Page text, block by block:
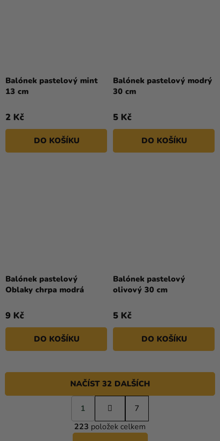
Balónek pastelový mint
13 cm
2 Kč
DO KOŠÍKU
Balónek pastelový modrý
30 cm
5 Kč
DO KOŠÍKU
Balónek pastelový
Oblaky chrpa modrá
9 Kč
DO KOŠÍKU
Balónek pastelový
olivový 30 cm
5 Kč
DO KOŠÍKU
O
V
NAČÍST 32 DALŠÍCH
S
t
r
á
1
7
223 položek celkem